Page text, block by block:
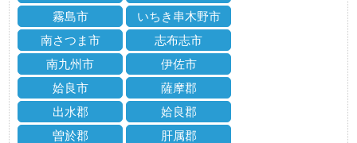
霧島市
いちき串木野市
南さつま市
志布志市
南九州市
伊佐市
姶良市
薩摩郡
出水郡
姶良郡
曽於郡
肝属郡